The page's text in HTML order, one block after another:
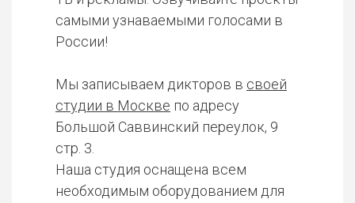
самыми узнаваемыми голосами в
России!
Мы записываем дикторов в своей
студии в Москве по адресу
Большой Саввинский переулок, 9
стр. 3.
Наша студия оснащена всем
необходимым оборудованием для